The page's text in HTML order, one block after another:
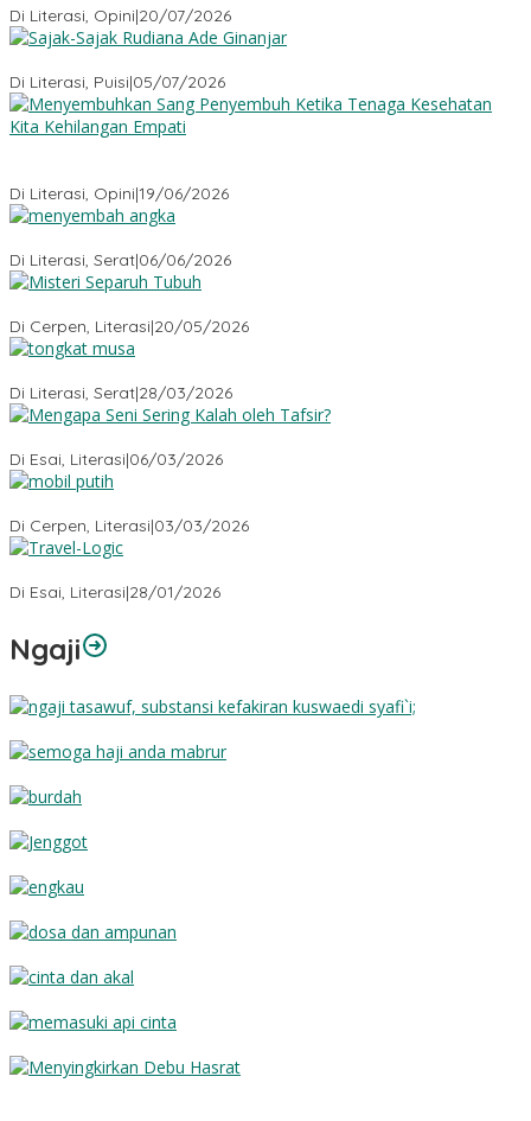
Di Literasi, Opini|20/07/2026
Di Literasi, Puisi|05/07/2026
Di Literasi, Opini|19/06/2026
Di Literasi, Serat|06/06/2026
Di Cerpen, Literasi|20/05/2026
Di Literasi, Serat|28/03/2026
Di Esai, Literasi|06/03/2026
Di Cerpen, Literasi|03/03/2026
Di Esai, Literasi|28/01/2026
Ngaji